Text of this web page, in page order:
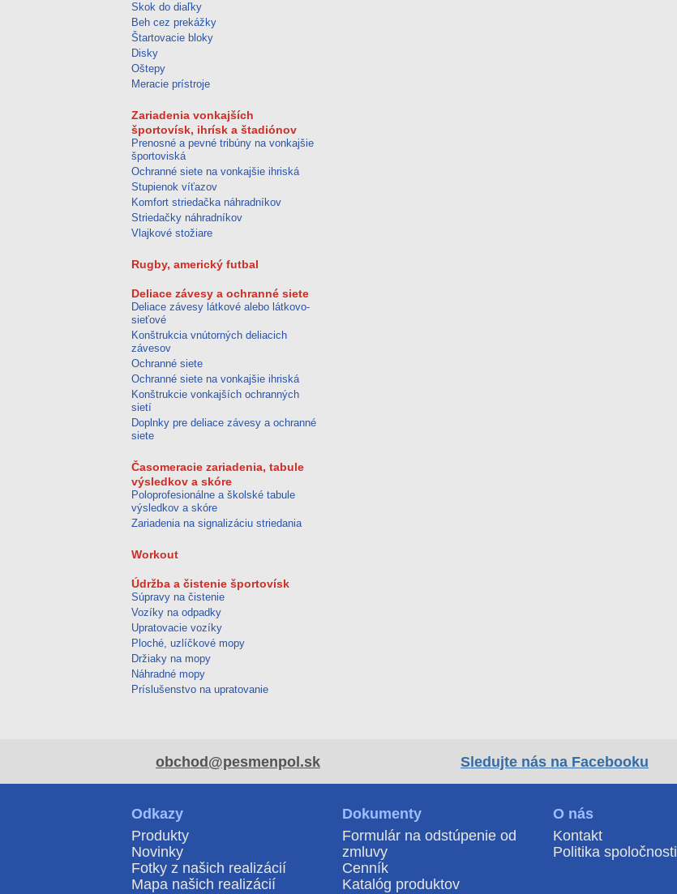
Skok do diaľky
Beh cez prekážky
Štartovacie bloky
Disky
Oštepy
Meracie prístroje
Zariadenia vonkajších
športovísk, ihrísk a štadiónov
Prenosné a pevné tribúny na vonkajšie
športoviská
Ochranné siete na vonkajšie ihriská
Stupienok víťazov
Komfort striedačka náhradníkov
Striedačky náhradníkov
Vlajkové stožiare
Rugby, americký futbal
Deliace závesy a ochranné siete
Deliace závesy látkové alebo látkovo-
sieťové
Konštrukcia vnútorných deliacich
závesov
Ochranné siete
Ochranné siete na vonkajšie ihriská
Konštrukcie vonkajších ochranných
sietí
Doplnky pre deliace závesy a ochranné
siete
Časomeracie zariadenia, tabule
výsledkov a skóre
Poloprofesionálne a školské tabule
výsledkov a skóre
Zariadenia na signalizáciu striedania
Workout
Údržba a čistenie športovísk
Súpravy na čistenie
Vozíky na odpadky
Upratovacie vozíky
Ploché, uzlíčkové mopy
Držiaky na mopy
Náhradné mopy
Príslušenstvo na upratovanie
obchod@pesmenpol.sk Sledujte nás na Facebooku
Odkazy
Produkty
Novinky
Fotky z našich realizácií
Mapa našich realizácií
Dokumenty
Formulár na odstúpenie od
zmluvy
Cenník
Katalóg produktov
O nás
Kontakt
Politika spoločnosti